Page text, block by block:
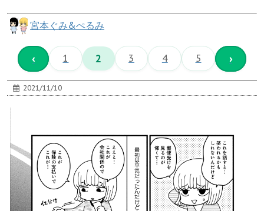
宮本ぐみ&ぺるみ
‹ 1 2 3 4 5 ›
2021/11/10